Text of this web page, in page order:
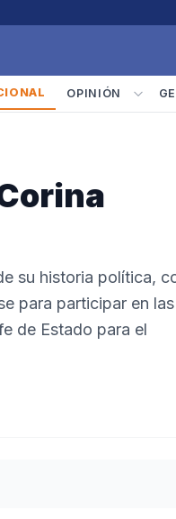
OPINIÓN
su historia política,
para participar en las
de Estado para el